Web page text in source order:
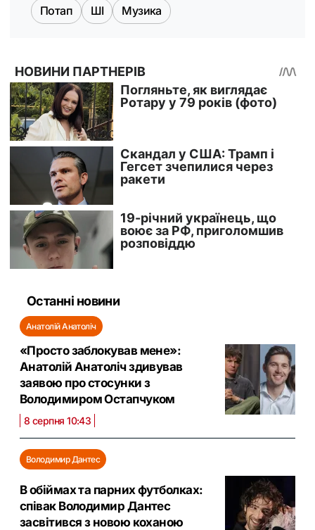
Потап ШІ Музика
Останні новини
Анатолій Анатоліч
«Просто заблокував мене»:
Анатолій Анатоліч здивував
заявою про стосунки з
Володимиром Остапчуком
8 серпня 10:43
Володимир Дантес
В обіймах та парних футболках:
співак Володимир Дантес
засвітився з новою коханою